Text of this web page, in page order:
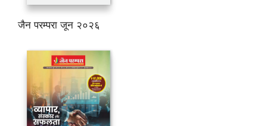
जैन परम्परा जून २०२६